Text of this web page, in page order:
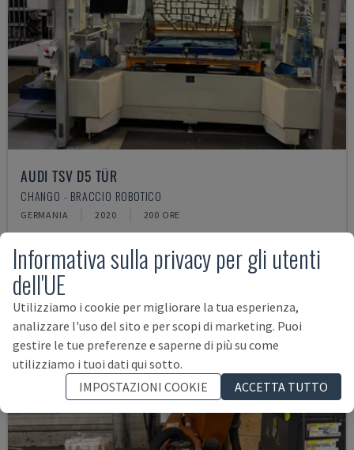
AUDI TSV D5 TÜR
CHANGO - BRACCIO ROBOTICO
GERMANIA 2020 200 ORE
62.000 €
Informativa sulla privacy per gli utenti
dell'UE
Utilizziamo i cookie per migliorare la tua esperienza,
analizzare l'uso del sito e per scopi di marketing. Puoi
gestire le tue preferenze e saperne di più su come
utilizziamo i tuoi dati qui sotto.
IMPOSTAZIONI COOKIE
ACCETTA TUTTO